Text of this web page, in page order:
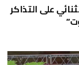
على التذاكر